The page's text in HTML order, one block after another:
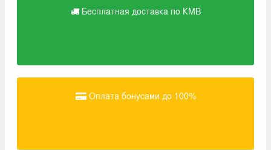
Бесплатная доставка по КМВ
Оплата бонусами до 100%